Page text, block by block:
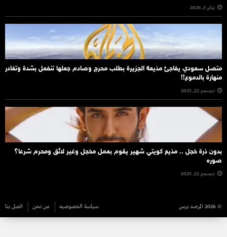
يناير 3, 2026
متصل سعودي يفاجئ مذيعة الجزيرة بطلب محرج وصادم جعلها تنفعل بشدة وتغادر
منهارة بالدموع!!
ديسمبر 22, 2025
بدون ذرة خجل .. مذيع كويتي شهير يقوم بعمل مخجل وغير لائق ومحرم شرعا؟
صوره
ديسمبر 22, 2025
© 2026 المرصد برس سياسة الخصوصيه من نحن اتصل بنا